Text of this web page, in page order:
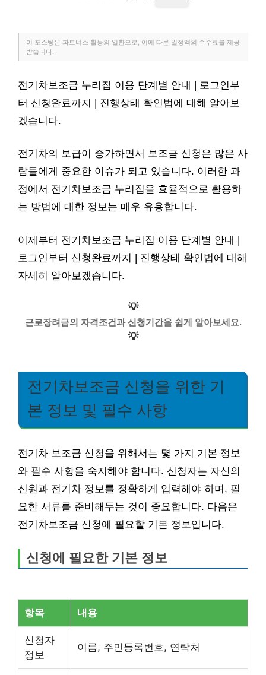
이 포스팅은 파트너스 활동의 일환으로, 이에 따른 일정액의 수수료를 제공
받습니다.
전기차보조금 누리집 이용 단계별 안내 | 로그인부
터 신청완료까지 | 진행상태 확인법에 대해 알아보
겠습니다.
전기차의 보급이 증가하면서 보조금 신청은 많은 사
람들에게 중요한 이슈가 되고 있습니다. 이러한 과
정에서 전기차보조금 누리집을 효율적으로 활용하
는 방법에 대한 정보는 매우 유용합니다.
이제부터 전기차보조금 누리집 이용 단계별 안내 |
로그인부터 신청완료까지 | 진행상태 확인법에 대해
자세히 알아보겠습니다.
💡
근로장려금의 자격조건과 신청기간을 쉽게 알아보세요.
💡
전기차보조금 신청을 위한 기
본 정보 및 필수 사항
전기차 보조금 신청을 위해서는 몇 가지 기본 정보
와 필수 사항을 숙지해야 합니다. 신청자는 자신의
신원과 전기차 정보를 정확하게 입력해야 하며, 필
요한 서류를 준비해두는 것이 중요합니다. 다음은
전기차보조금 신청에 필요할 기본 정보입니다.
신청에 필요한 기본 정보
항목 내용
신청자
정보
이름, 주민등록번호, 연락처